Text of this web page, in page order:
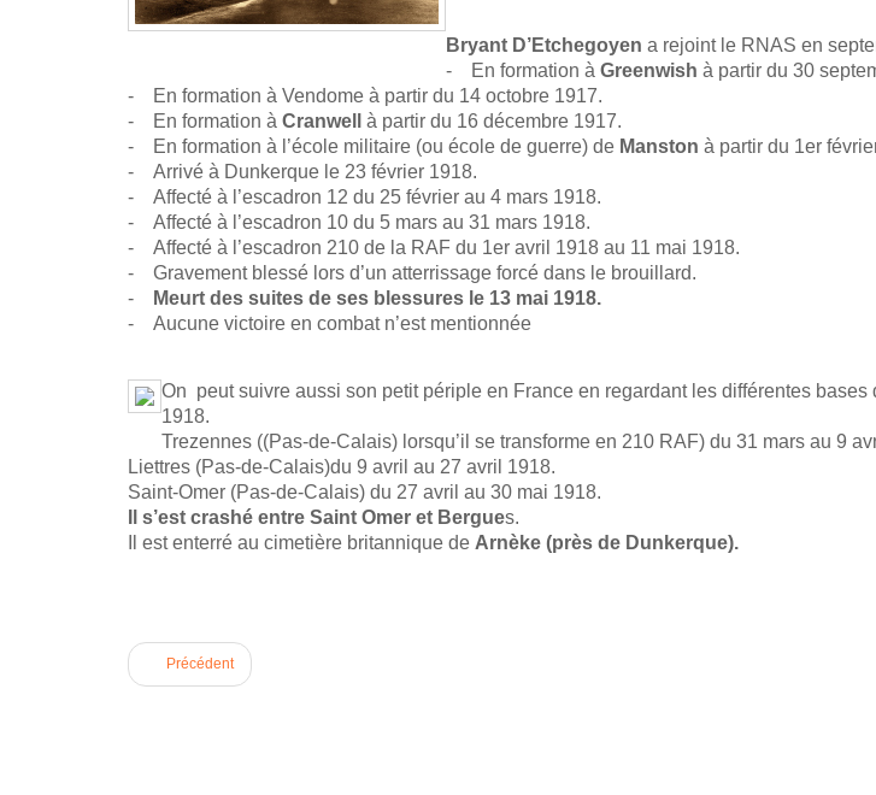
Bryant D’Etchegoyen a rejoint le RNAS en
- En formation à Greenwish à partir du 30
- En formation à Vendome à partir du 14 octobre 1917.
- En formation à Cranwell
à partir du 16 décembre 1917.
- En formation à l’école militaire (ou école de guerre) de Manston à partir du 1er
- Arrivé à Dunkerque le 23 février 1918.
- Affecté à l’escadron 12 du 25 février au 4 mars 1918.
- Affecté à l’escadron 10 du 5 mars au 31 mars 1918.
- Affecté à l’escadron 210 de la RAF du 1er avril 1918 au 11 mai 1918.
- Gravement blessé lors d’un atterrissage forcé dans le brouillard.
-
Meurt des suites de ses blessures le 13 mai 1918.
- Aucune victoire en combat n’est mentionnée
On peut suivre aussi son petit périple en France en regardant les différentes
1918.
Trezennes ((Pas-de-Calais) lorsqu’il se transforme en 210 RAF) du 31 mars au 9
Liettres (Pas-de-Calais)du 9 avril au 27 avril 1918.
Saint-Omer (Pas-de-Calais) du 27 avril au 30 mai 1918.
Il s’est crashé entre Saint Omer et Bergues.
Il est enterré au cimetière britannique de Arnèke (près de Dunkerque).
Précédent